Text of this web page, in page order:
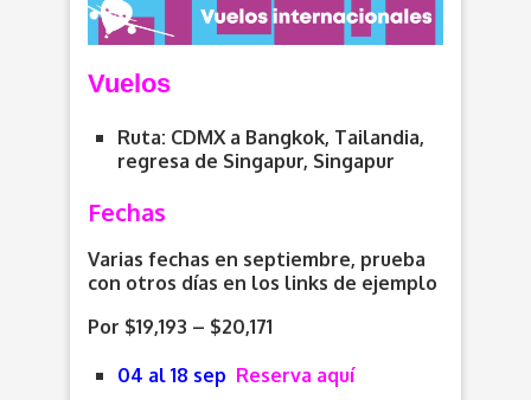
Vuelos
Ruta: CDMX a Bangkok, Tailandia,
regresa de Singapur, Singapur
Fechas
Varias fechas en septiembre, prueba
con otros días en los links de ejemplo
Por $19,193 – $20,171
04 al 18 sep Reserva aquí